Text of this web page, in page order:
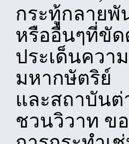
กระทู้กลายพั
หรืออื่นๆที่ขัด
ประเด็นควา
มหากษัตริย์
และสถาบันต่
ชวนวิวาท ข